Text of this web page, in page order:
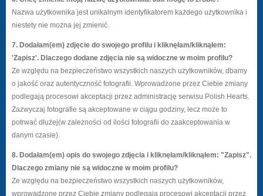
Nazwa użytkownika jest unikalnym identyfikatorem każdego użytkownika i
niestety nie można jej zmienić.
7. Dodałam(em) zdjęcie do swojego profilu i kliknęłam/kliknąłem:
'Zapisz'. Dlaczego dodane zdjęcia nie są widoczne w moim profilu?
Ze względu na bezpieczeństwo wszystkich naszych użytkowników, dbamy
o jakość oraz autentyczność fotografii. Wprowadzone przez Ciebie zmiany
podlegają procesowi akceptacji przez administrację serwisu Polish Hearts.
Zazwyczaj fotografie są akceptowane w ciągu godziny, lecz może to
potrwać dłużej(w zależności od ilości fotografii do zaakceptowania w
danym czasie).
8. Dodałam(em) opis do swojego zdjęcia i kliknęłam/kliknąłem: "Zapisz".
Dlaczego zmiany nie są widoczne w moim profilu?
Ze względu na bezpieczeństwo wszystkich naszych użytkowników,
wprowadzone przez Ciebie zmiany podlegają procesowi akceptacji przez